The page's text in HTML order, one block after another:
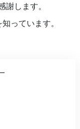
します。
っています。